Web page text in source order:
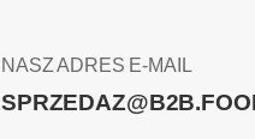
NASZ ADRES E-MAIL